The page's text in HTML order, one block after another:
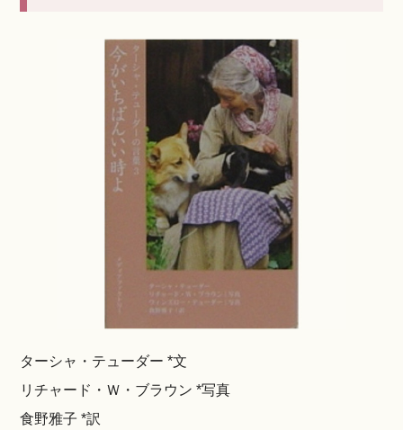
ターシャ・テューダー *文
リチャード・Ｗ・ブラウン *写真
食野雅子 *訳